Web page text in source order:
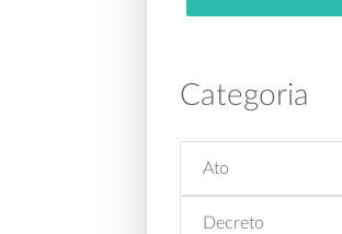
Categoria
Ato
Decreto